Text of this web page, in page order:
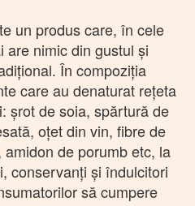
un produs care, în cele
are nimic din gustul și
În compoziția
care au denaturat rețeta
șrot de soia, spărtură de
oțet din vin, fibre de
de porumb etc, la
conservanți și îndulcitori
să cumpere